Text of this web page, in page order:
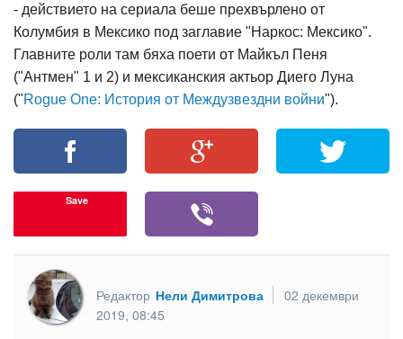
- действието на сериала беше прехвърлено от
Колумбия в Мексико под заглавие "Наркос: Мексико".
Главните роли там бяха поети от Майкъл Пеня
("Антмен" 1 и 2) и мексиканския актьор Диего Луна
("Rogue One: История от Междузвездни войни").
Save
Редактор Нели Димитрова
02 декември
2019, 08:45